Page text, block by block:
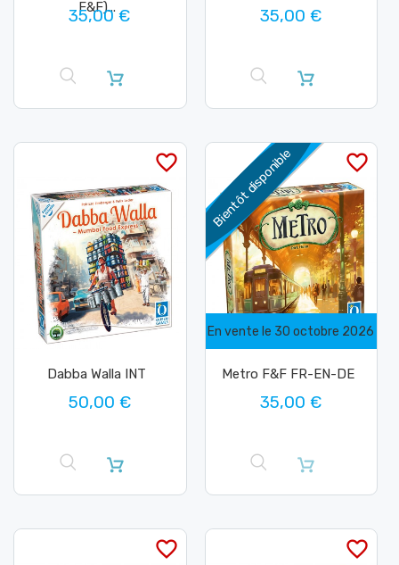
F&F)...
35,00 € 35,00 €
favorite_border
Dabba Walla INT
50,00 €
favorite_border
Bientôt disponible
En vente le 30 octobre 2026
Metro F&F FR-EN-DE
35,00 €
favorite_border favorite_border